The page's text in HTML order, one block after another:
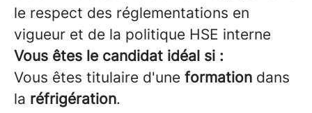
le respect des réglementations en
vigueur et de la politique HSE interne
Vous êtes le candidat idéal si :
Vous êtes titulaire d'une formation dans
la réfrigération.